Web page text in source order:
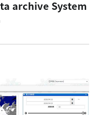
archive System